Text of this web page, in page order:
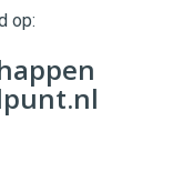
op: